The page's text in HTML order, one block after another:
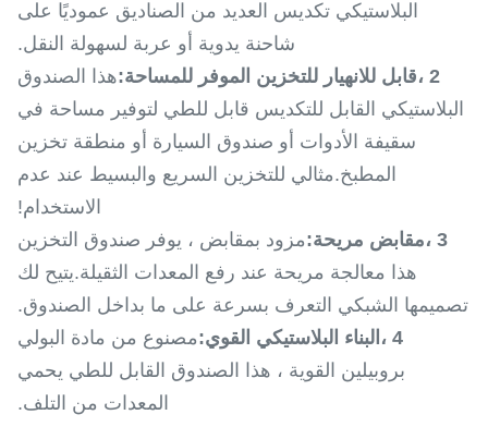
البلاستيكي تكديس العديد من الصناديق عموديًا على
شاحنة يدوية أو عربة لسهولة النقل.
2 ، قابل للانهيار للتخزين الموفر للمساحة:هذا الصندوق
البلاستيكي القابل للتكديس قابل للطي لتوفير مساحة في
سقيفة الأدوات أو صندوق السيارة أو منطقة تخزين
المطبخ.مثالي للتخزين السريع والبسيط عند عدم
الاستخدام!
3 ، مقابض مريحة:مزود بمقابض ، يوفر صندوق التخزين
هذا معالجة مريحة عند رفع المعدات الثقيلة.يتيح لك
تصميمها الشبكي التعرف بسرعة على ما بداخل الصندوق.
4 ،
البناء البلاستيكي القوي:مصنوع من مادة البولي
بروبيلين القوية ، هذا الصندوق القابل للطي يحمي
المعدات من التلف.